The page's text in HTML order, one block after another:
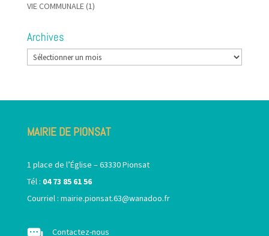
VIE COMMUNALE(1)
Archives
Archives
MAIRIE DE PIONSAT
1 place de l’Église – 63330 Pionsat
Tél : 04 73 85 61 56
Courriel : mairie.pionsat.63@wanadoo.fr
Contactez-nous